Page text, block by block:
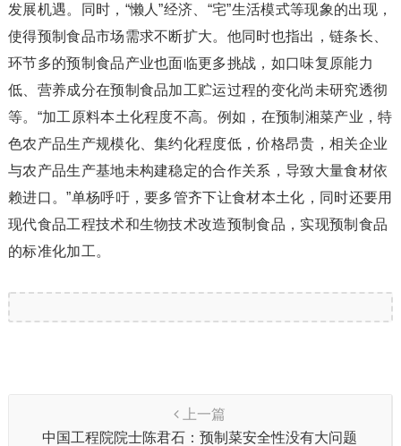
发展机遇。同时，“懒人”经济、“宅”生活模式等现象的出现，
使得预制食品市场需求不断扩大。他同时也指出，链条长、
环节多的预制食品产业也面临更多挑战，如口味复原能力
低、营养成分在预制食品加工贮运过程的变化尚未研究透彻
等。“加工原料本土化程度不高。例如，在预制湘菜产业，特
色农产品生产规模化、集约化程度低，价格昂贵，相关企业
与农产品生产基地未构建稳定的合作关系，导致大量食材依
赖进口。”单杨呼吁，要多管齐下让食材本土化，同时还要用
现代食品工程技术和生物技术改造预制食品，实现预制食品
的标准化加工。
上一篇
中国工程院院士陈君石：预制菜安全性没有大问题